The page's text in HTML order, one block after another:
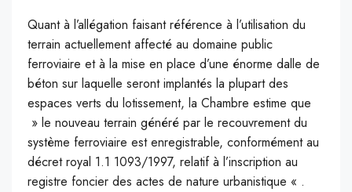
Quant à l’allégation faisant référence à l’utilisation du
terrain actuellement affecté au domaine public
ferroviaire et à la mise en place d’une énorme dalle de
béton sur laquelle seront implantés la plupart des
espaces verts du lotissement, la Chambre estime que
» le nouveau terrain généré par le recouvrement du
système ferroviaire est enregistrable, conformément au
décret royal 1.1 1093/1997, relatif à l’inscription au
registre foncier des actes de nature urbanistique « .